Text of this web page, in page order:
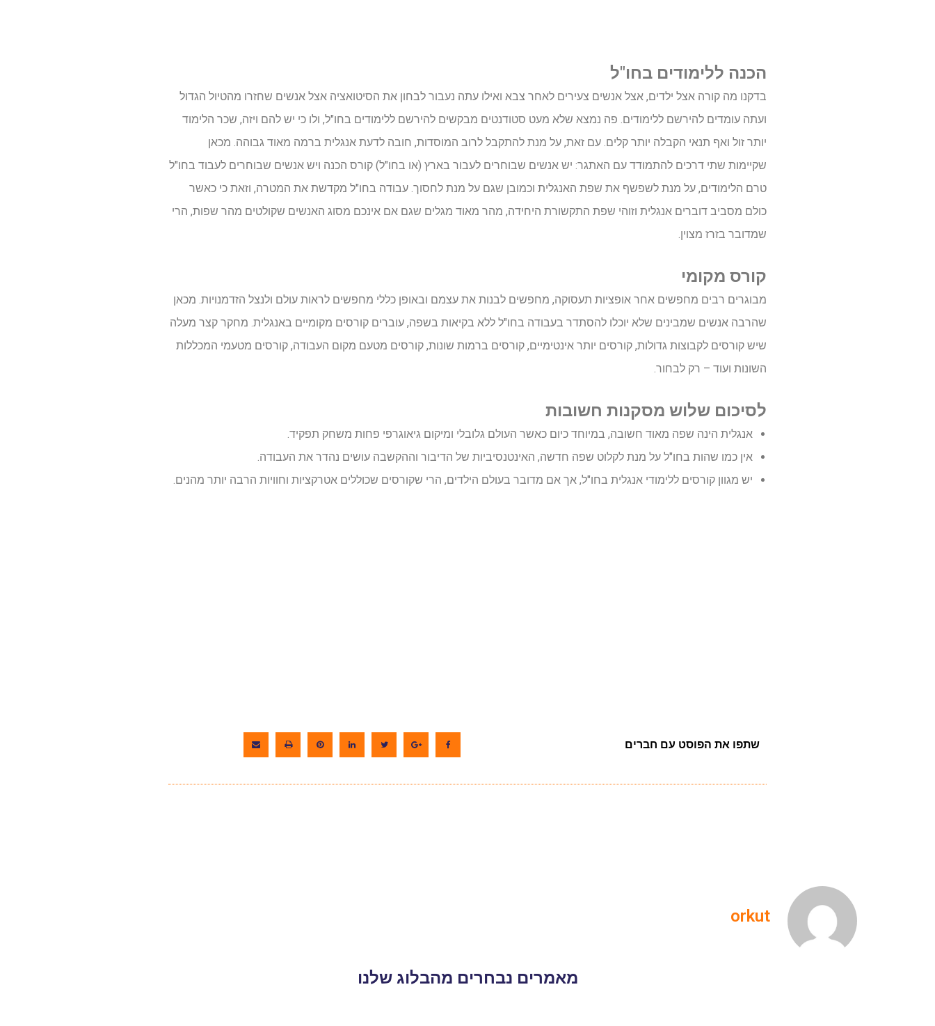
הכנה ללימודים בחו"ל
בדקנו מה קורה אצל ילדים, אצל אנשים צעירים לאחר צבא ואילו עתה נעבור לבחון את הסיטואציה אצל אנשים שחזרו מהטיול הגדול
ועתה עומדים להירשם ללימודים. פה נמצא שלא מעט סטודנטים מבקשים להירשם ללימודים בחו"ל, ולו כי יש להם ויזה, שכר הלימוד
יותר זול ואף תנאי הקבלה יותר קלים. עם זאת, על מנת להתקבל לרוב המוסדות, חובה לדעת אנגלית ברמה מאוד גבוהה. מכאן
שקיימות שתי דרכים להתמודד עם האתגר: יש אנשים שבוחרים לעבור בארץ (או בחו"ל) קורס הכנה ויש אנשים שבוחרים לעבוד בחו"ל
טרם הלימודים, על מנת לשפשף את שפת האנגלית וכמובן שגם על מנת לחסוך. עבודה בחו"ל מקדשת את המטרה, וזאת כי כאשר
כולם מסביב דוברים אנגלית וזוהי שפת התקשורת היחידה, מהר מאוד מגלים שגם אם אינכם מסוג האנשים שקולטים מהר שפות, הרי
שמדובר בזרז מצוין.
קורס מקומי
מבוגרים רבים מחפשים אחר אופציות תעסוקה, מחפשים לבנות את עצמם ובאופן כללי מחפשים לראות עולם ולנצל הזדמנויות. מכאן
שהרבה אנשים שמבינים שלא יוכלו להסתדר בעבודה בחו"ל ללא בקיאות בשפה, עוברים קורסים מקומיים באנגלית. מחקר קצר מעלה
שיש קורסים לקבוצות גדולות, קורסים יותר אינטימיים, קורסים ברמות שונות, קורסים מטעם מקום העבודה, קורסים מטעמי המכללות
השונות ועוד – רק לבחור.
לסיכום שלוש מסקנות חשובות
אנגלית הינה שפה מאוד חשובה, במיוחד כיום כאשר העולם גלובלי ומיקום גיאוגרפי פחות משחק תפקיד.
אין כמו שהות בחו"ל על מנת לקלוט שפה חדשה, האינטנסיביות של הדיבור וההקשבה עושים נהדר את העבודה.
יש מגוון קורסים ללימודי אנגלית בחו"ל, אך אם מדובר בעולם הילדים, הרי שקורסים שכוללים אטרקציות וחוויות הרבה יותר מהנים.
שתפו את הפוסט עם חברים
orkut
מאמרים נבחרים מהבלוג שלנו